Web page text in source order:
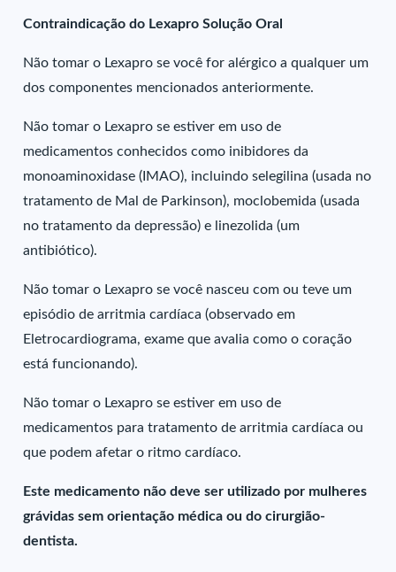
Contraindicação do Lexapro Solução Oral
Não tomar o Lexapro se você for alérgico a qualquer um
dos componentes mencionados anteriormente.
Não tomar o Lexapro se estiver em uso de
medicamentos conhecidos como inibidores da
monoaminoxidase (IMAO), incluindo selegilina (usada no
tratamento de Mal de Parkinson), moclobemida (usada
no tratamento da depressão) e linezolida (um
antibiótico).
Não tomar o Lexapro se você nasceu com ou teve um
episódio de arritmia cardíaca (observado em
Eletrocardiograma, exame que avalia como o coração
está funcionando).
Não tomar o Lexapro se estiver em uso de
medicamentos para tratamento de arritmia cardíaca ou
que podem afetar o ritmo cardíaco.
Este medicamento não deve ser utilizado por mulheres
grávidas sem orientação médica ou do cirurgião-
dentista.